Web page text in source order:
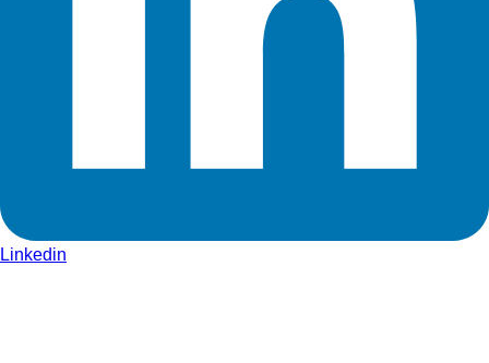
Linkedin